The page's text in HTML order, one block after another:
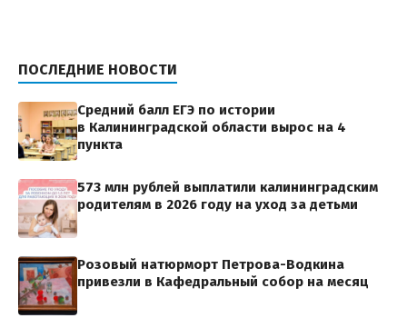
ПОСЛЕДНИЕ НОВОСТИ
Средний балл ЕГЭ по истории
в Калининградской области вырос на 4
пункта
573 млн рублей выплатили калининградским
родителям в 2026 году на уход за детьми
Розовый натюрморт Петрова-Водкина
привезли в Кафедральный собор на месяц